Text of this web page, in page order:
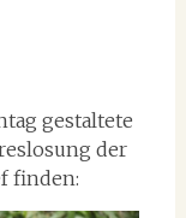
gestaltete
der
finden: